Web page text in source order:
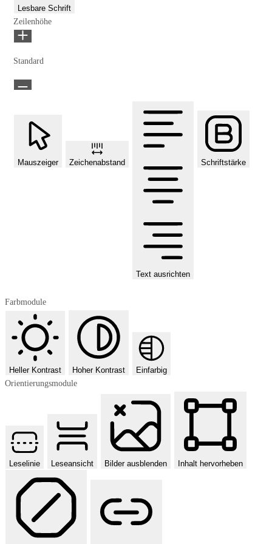
Lesbare Schrift
Zeilenhöhe
Standard
Mauszeiger Zeichenabstand
Text ausrichten
Schriftstärke
Farbmodule
Heller Kontrast Hoher Kontrast
Einfarbig
Orientierungsmodule
Leselinie Leseansicht Bilder ausblenden Inhalt hervorheben